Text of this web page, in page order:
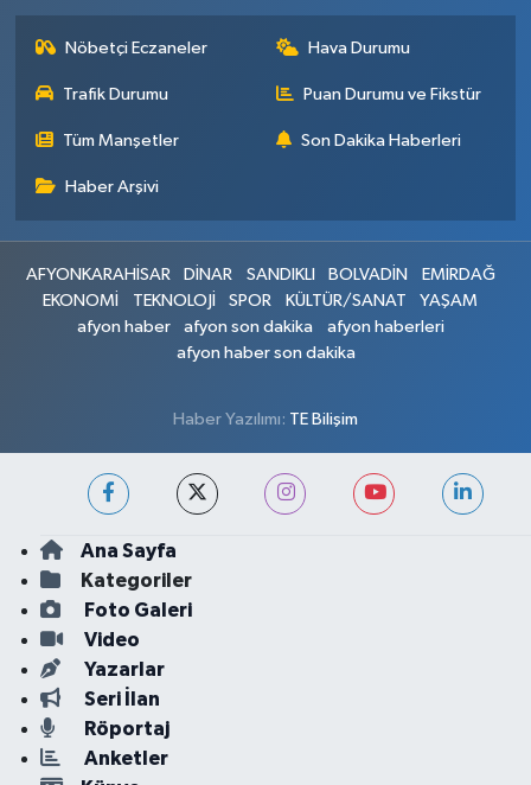
Nöbetçi Eczaneler Hava Durumu
Trafik Durumu Puan Durumu ve Fikstür
Tüm Manşetler Son Dakika Haberleri
Haber Arşivi
AFYONKARAHİSAR DİNAR SANDIKLI BOLVADİN
EMİRDAĞ
EKONOMİ
TEKNOLOJİ SPOR KÜLTÜR/SANAT
YAŞAM
afyon haber
afyon son dakika
afyon haberleri
afyon haber son dakika
Haber Yazılımı: TE Bilişim
Ana Sayfa
Kategoriler
Foto Galeri
Video
Yazarlar
Seri İlan
Röportaj
Anketler